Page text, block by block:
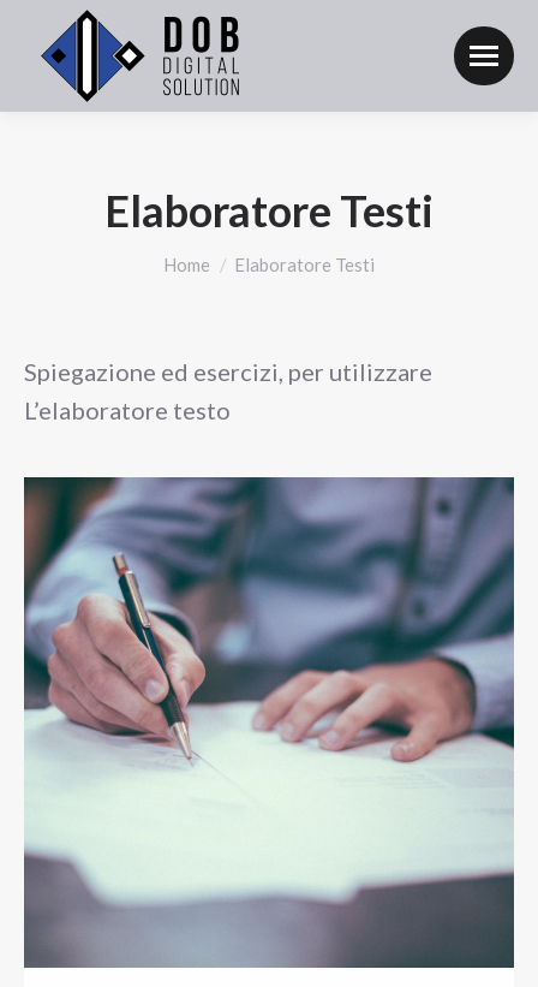
Elaboratore Testi
Tu sei qui:
Home Elaboratore Testi
Spiegazione ed esercizi, per utilizzare
L’elaboratore testo